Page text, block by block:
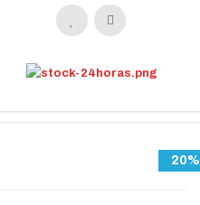
20%